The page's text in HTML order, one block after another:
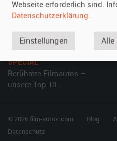
Fotos senden
Inserat verwalten
SPECIAL
Berühmte Filmautos –
unsere Top 10 ...
© 2026 film-autos.com Blog
Datenschutz
Webseite erforderlich sind.
Datenschutzerklärung.
Einstellungen Alle